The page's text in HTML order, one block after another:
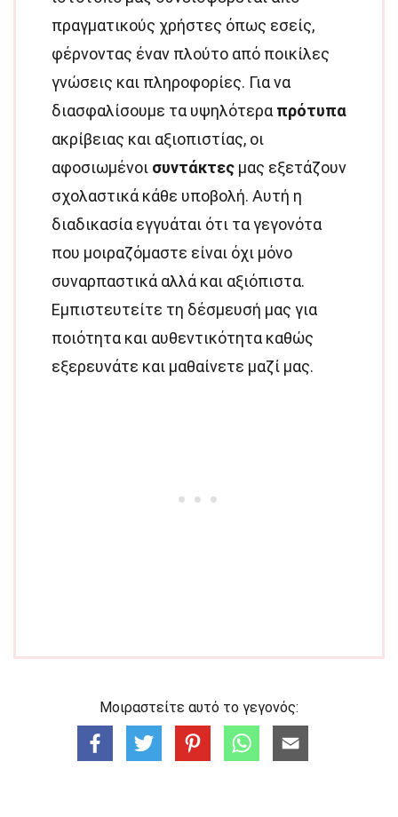
πραγματικούς χρήστες όπως εσείς,
φέρνοντας έναν πλούτο από ποικίλες
γνώσεις και πληροφορίες. Για να
διασφαλίσουμε τα υψηλότερα πρότυπα
ακρίβειας και αξιοπιστίας, οι
αφοσιωμένοι συντάκτες μας εξετάζουν
σχολαστικά κάθε υποβολή. Αυτή η
διαδικασία εγγυάται ότι τα γεγονότα
που μοιραζόμαστε είναι όχι μόνο
συναρπαστικά αλλά και αξιόπιστα.
Εμπιστευτείτε τη δέσμευσή μας για
ποιότητα και αυθεντικότητα καθώς
εξερευνάτε και μαθαίνετε μαζί μας.
Μοιραστείτε αυτό το γεγονός: